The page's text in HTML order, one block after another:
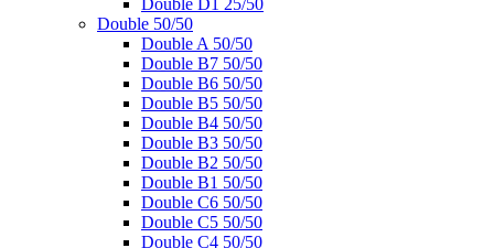
Double D1 25/50
Double 50/50
Double A 50/50
Double B7 50/50
Double B6 50/50
Double B5 50/50
Double B4 50/50
Double B3 50/50
Double B2 50/50
Double B1 50/50
Double C6 50/50
Double C5 50/50
Double C4 50/50